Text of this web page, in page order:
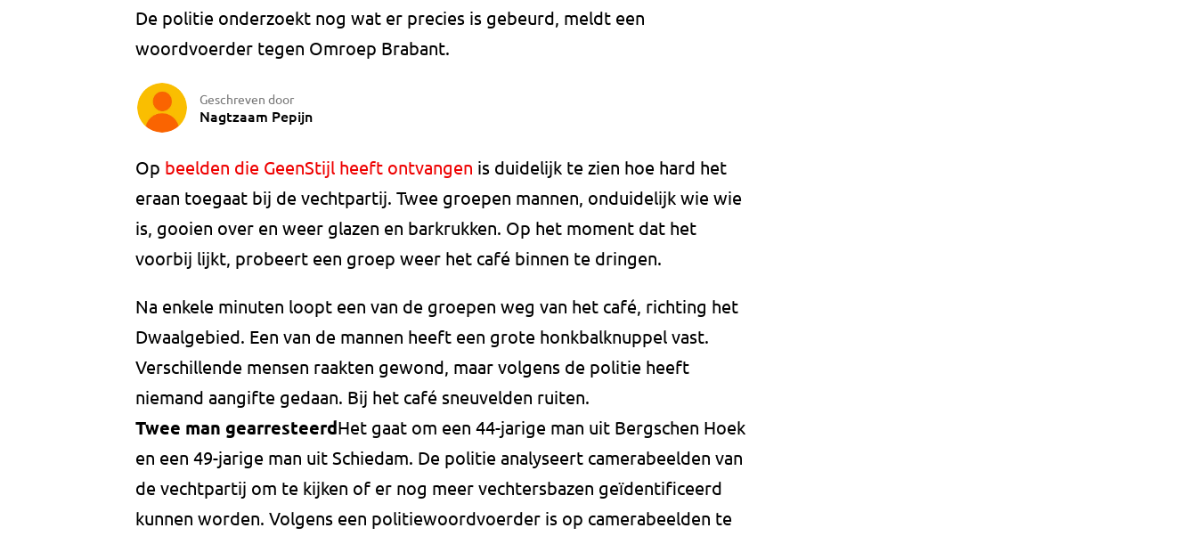
De politie onderzoekt nog wat er precies is gebeurd, meldt een
woordvoerder tegen Omroep Brabant.
Geschreven door
Nagtzaam Pepijn
Op beelden die GeenStijl heeft ontvangen is duidelijk te zien hoe hard het
eraan toegaat bij de vechtpartij. Twee groepen mannen, onduidelijk wie wie
is, gooien over en weer glazen en barkrukken. Op het moment dat het
voorbij lijkt, probeert een groep weer het café binnen te dringen.
Na enkele minuten loopt een van de groepen weg van het café, richting het
Dwaalgebied. Een van de mannen heeft een grote honkbalknuppel vast.
Verschillende mensen raakten gewond, maar volgens de politie heeft
niemand aangifte gedaan. Bij het café sneuvelden ruiten.
Twee man gearresteerdHet gaat om een 44-jarige man uit Bergschen Hoek
en een 49-jarige man uit Schiedam. De politie analyseert camerabeelden van
de vechtpartij om te kijken of er nog meer vechtersbazen geïdentificeerd
kunnen worden. Volgens een politiewoordvoerder is op camerabeelden te